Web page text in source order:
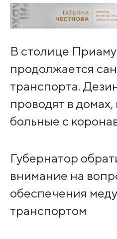
В столице
продолжается
транспорта.
проводят в домах,
больные с
Губернатор
внимание на
обеспечения
транспортом